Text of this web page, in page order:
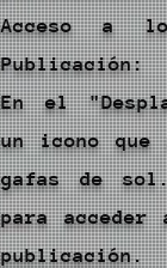
Acceso a
Publicación:
En el
un icono que
gafas de
para
publicación.